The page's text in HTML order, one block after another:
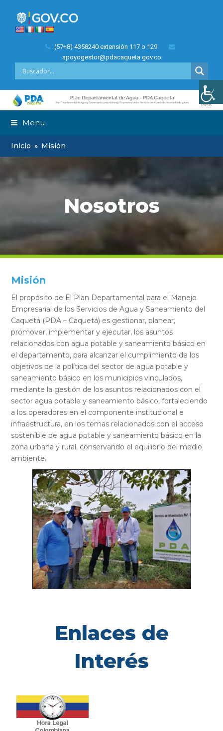
(57+8) 4358240 extensión 117 o 129
apoyogestor@pdacaqueta.gov.co
Menu
Inicio » Misión
Nosotros
Misión
El propósito de El Plan Departamental para el Manejo
Empresarial de los Servicios de Agua y Saneamiento del
Caquetá (PDA – Caquetá) es gestionar, planear,
promover, implementar y ejecutar, los asuntos
relacionados con agua potable y saneamiento básico en
el departamento, para alcanzar el cumplimiento de los
objetivos de la política del sector de agua potable y
saneamiento básico en los municipios vinculados,
mediante la gestión de los asuntos relacionados con el
sector agua potable y saneamiento básico, fortaleciendo
a los operadores en el componente institucional e
infraestructura, en los temas relacionados con el acceso
sostenible de agua potable y saneamiento básico en la
zona urbana y rural, conservando el equilibrio del medio
ambiente.
Enlaces de
Interés